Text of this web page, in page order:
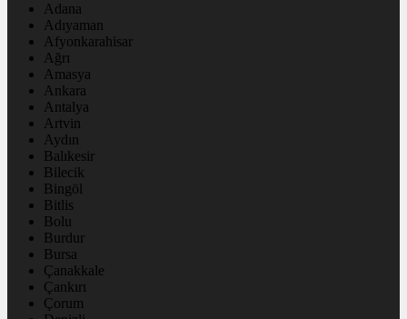
Adana
Adıyaman
Afyonkarahisar
Ağrı
Amasya
Ankara
Antalya
Artvin
Aydın
Balıkesir
Bilecik
Bingöl
Bitlis
Bolu
Burdur
Bursa
Çanakkale
Çankırı
Çorum